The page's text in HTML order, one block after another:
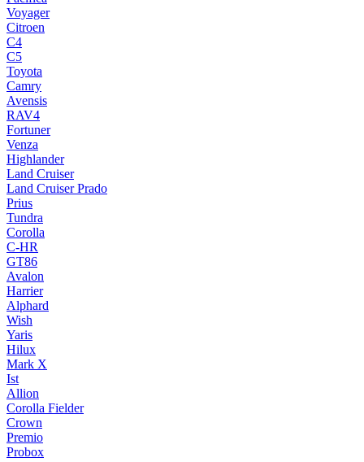
Voyager
Citroen
C4
C5
Toyota
Camry
Avensis
RAV4
Fortuner
Venza
Highlander
Land Cruiser
Land Cruiser Prado
Prius
Tundra
Corolla
C-HR
GT86
Avalon
Harrier
Alphard
Wish
Yaris
Hilux
Mark X
Ist
Allion
Corolla Fielder
Crown
Premio
Probox